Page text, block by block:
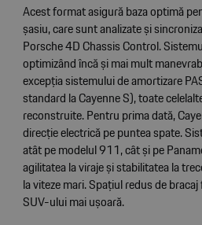
Acest format asigură baza optimă
șasiu, care sunt analizate și
Porsche 4D Chassis Control.
optimizând încă și mai mult
excepția sistemului de amortizare
standard la Cayenne S), toate
reconstruite. Pentru prima dată,
direcție electrică pe puntea spate.
atât pe modelul 911, cât și pe
agilitatea la viraje și stabilitatea la
la viteze mari. Spațiul redus de
SUV-ului mai ușoară.